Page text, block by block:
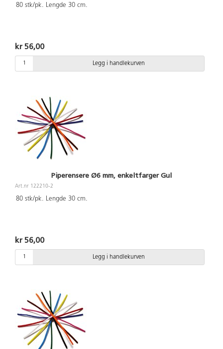
80 stk/pk. Lengde 30 cm.
kr 56,00
Legg i handlekurven
Piperensere Ø6 mm, enkeltfarger Gul
Art.nr 122210-2
80 stk/pk. Lengde 30 cm.
kr 56,00
Legg i handlekurven